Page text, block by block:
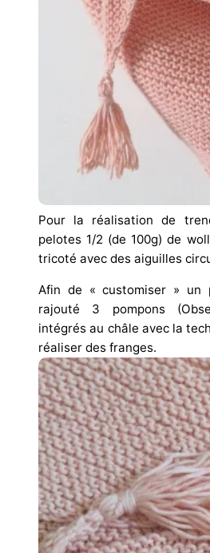
Pour la réalisation de
pelotes 1/2 (de 100g) de
tricoté avec des aiguilles
Afin de « customiser » un
rajouté 3 pompons
intégrés au châle avec la
réaliser des franges.